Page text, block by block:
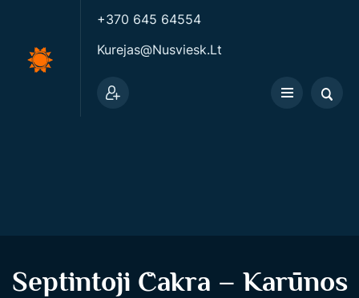
+370 645 64554
Kurejas@nusviesk.lt
Septintoji Čakra – Karūnos